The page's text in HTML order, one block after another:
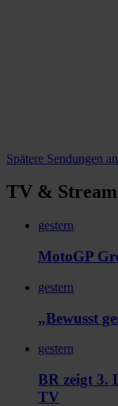
Spätere Sendungen
TV &
gestern
MotoGP
gestern
„Bewusst
gestern
BR zeigt 3.
TV